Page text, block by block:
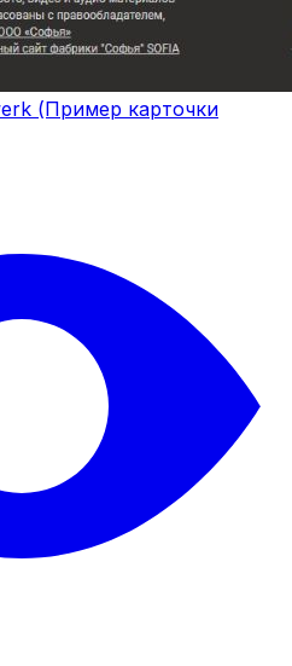
(Пример карточки